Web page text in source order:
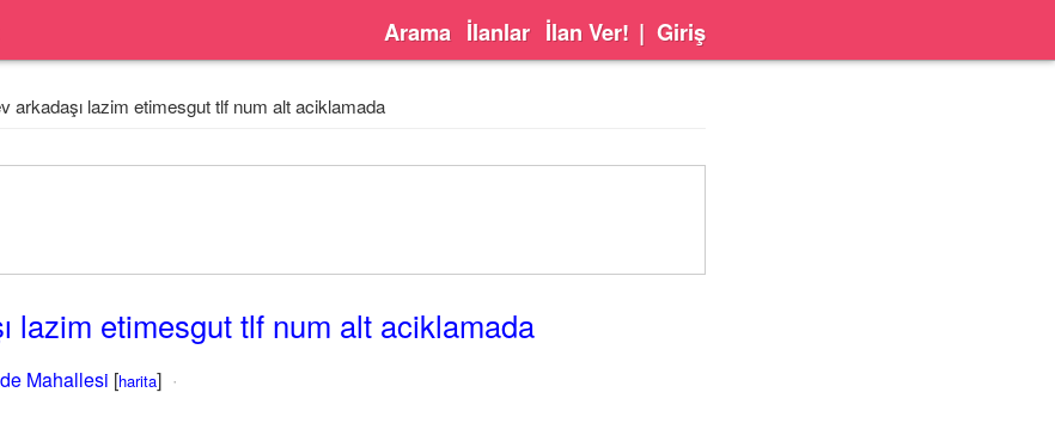
Arama İlanlar İlan Ver! | Giriş
arkadaşı lazim etimesgut tlf num alt aciklamada
lazim etimesgut tlf num alt aciklamada
Mahallesi [harita]